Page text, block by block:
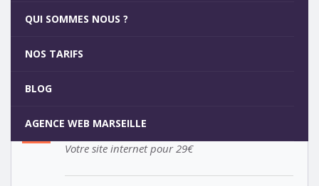
QUI SOMMES NOUS ?
NOS TARIFS
BLOG
AGENCE WEB MARSEILLE
Agence Web Saint-Denis-sur-Scie
5
Votre site internet pour 29€